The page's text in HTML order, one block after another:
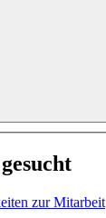
zur Mitarbeit